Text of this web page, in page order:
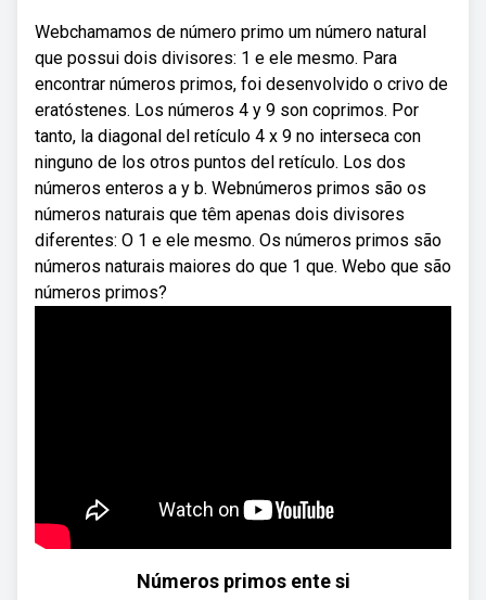
Webchamamos de número primo um número natural
que possui dois divisores: 1 e ele mesmo. Para
encontrar números primos, foi desenvolvido o crivo de
eratóstenes. Los números 4 y 9 son coprimos. Por
tanto, la diagonal del retículo 4 x 9 no interseca con
ninguno de los otros puntos del retículo. Los dos
números enteros a y b. Webnúmeros primos são os
números naturais que têm apenas dois divisores
diferentes: O 1 e ele mesmo. Os números primos são
números naturais maiores do que 1 que. Webo que são
números primos?
Números primos ente si